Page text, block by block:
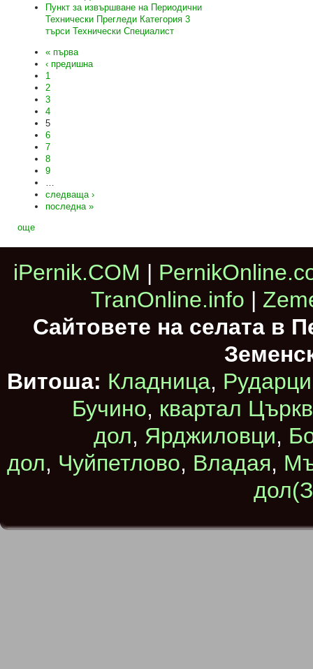
Пункт за извършване на Периодични
Технически Прегледи Категория 3
търси Технически Специалист
« първа
‹ предишна
1
2
3
4
5
6
7
8
9
…
следваща ›
последна »
още
iPernik.COM |
TranOnline.info |
Сайтовете на селата в
Витоша: Кладница, Рударци
Бучино, квартал
дол, Ярджиловци,
дол, Чуйпетлово, Владая,